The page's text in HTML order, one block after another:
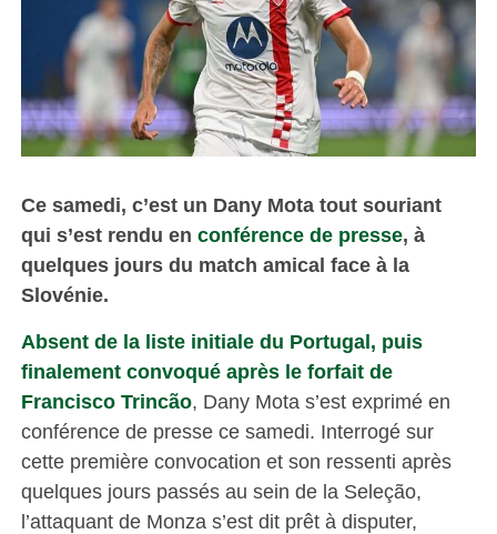
Ce samedi, c’est un Dany Mota tout souriant
qui s’est rendu en conférence de presse, à
quelques jours du match amical face à la
Slovénie.
Absent de la liste initiale du Portugal, puis
finalement convoqué après le forfait de
Francisco Trincão, Dany Mota s’est exprimé en
conférence de presse ce samedi. Interrogé sur
cette première convocation et son ressenti après
quelques jours passés au sein de la Seleção,
l’attaquant de Monza s’est dit prêt à disputer,